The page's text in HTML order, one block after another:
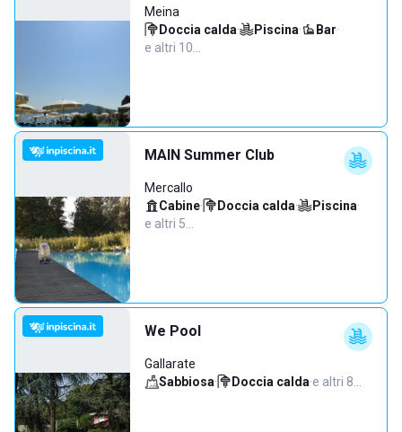
Meina
Doccia calda· Piscina· Bar·
e altri 10…
MAIN Summer Club
Mercallo
Cabine· Doccia calda· Piscina·
e altri 5…
We Pool
Gallarate
Sabbiosa· Doccia calda·e altri 8…